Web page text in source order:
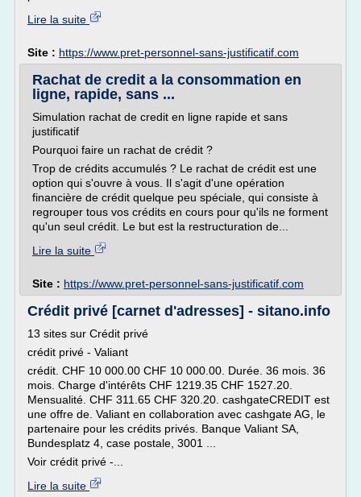
Lire la suite
Site : https://www.pret-personnel-sans-justificatif.com
Rachat de credit a la consommation en
ligne, rapide, sans ...
Simulation rachat de credit en ligne rapide et sans
justificatif
Pourquoi faire un rachat de crédit ?
Trop de crédits accumulés ? Le rachat de crédit est une
option qui s'ouvre à vous. Il s'agit d'une opération
financière de crédit quelque peu spéciale, qui consiste à
regrouper tous vos crédits en cours pour qu'ils ne forment
qu'un seul crédit. Le but est la restructuration de...
Lire la suite
Site : https://www.pret-personnel-sans-justificatif.com
Crédit privé [carnet d'adresses] - sitano.info
13 sites sur Crédit privé
crédit privé - Valiant
crédit. CHF 10 000.00 CHF 10 000.00. Durée. 36 mois. 36
mois. Charge d'intérêts CHF 1219.35 CHF 1527.20.
Mensualité. CHF 311.65 CHF 320.20. cashgateCREDIT est
une offre de. Valiant en collaboration avec cashgate AG, le
partenaire pour les crédits privés. Banque Valiant SA,
Bundesplatz 4, case postale, 3001 ...
Voir crédit privé -...
Lire la suite